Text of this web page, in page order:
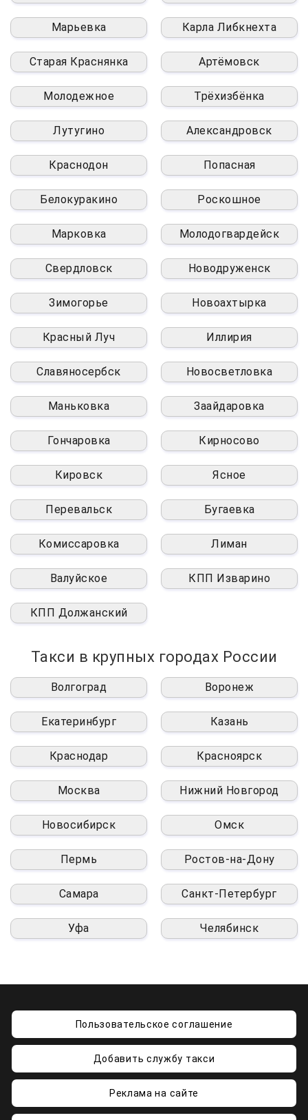
Марьевка Карла Либкнехта
Старая Краснянка Артёмовск
Молодежное Трёхизбёнка
Лутугино Александровск
Краснодон Попасная
Белокуракино Роскошное
Марковка Молодогвардейск
Свердловск Новодруженск
Зимогорье Новоахтырка
Красный Луч Иллирия
Славяносербск Новосветловка
Маньковка Заайдаровка
Гончаровка Кирносово
Кировск Ясное
Перевальск Бугаевка
Комиссаровка Лиман
Валуйское КПП Изварино
КПП Должанский
Такси в крупных городах России
Волгоград Воронеж
Екатеринбург Казань
Краснодар Красноярск
Москва Нижний Новгород
Новосибирск Омск
Пермь Ростов-на-Дону
Самара Санкт-Петербург
Уфа Челябинск
Пользовательское соглашение
Добавить службу такси
Реклама на сайте